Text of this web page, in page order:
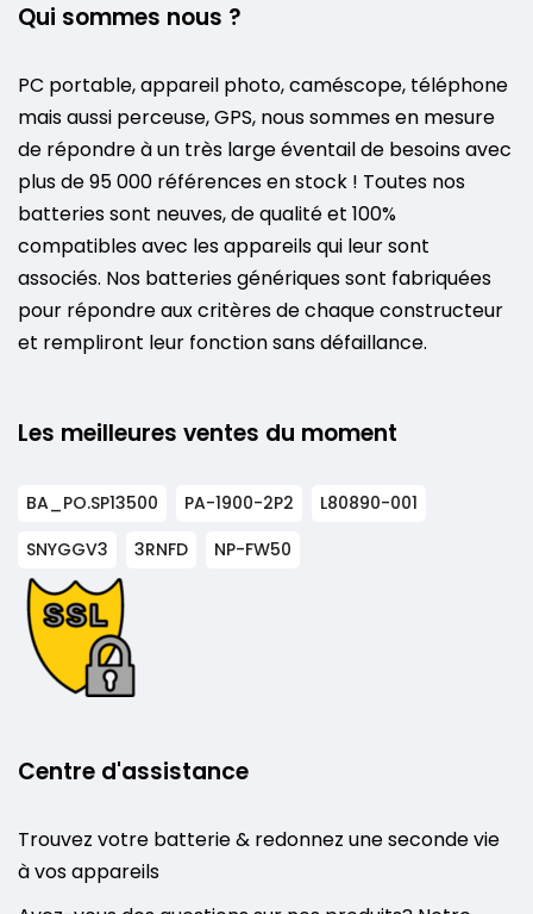
Qui sommes nous ?
PC portable, appareil photo, caméscope, téléphone
mais aussi perceuse, GPS, nous sommes en mesure
de répondre à un très large éventail de besoins avec
plus de 95 000 références en stock ! Toutes nos
batteries sont neuves, de qualité et 100%
compatibles avec les appareils qui leur sont
associés. Nos batteries génériques sont fabriquées
pour répondre aux critères de chaque constructeur
et rempliront leur fonction sans défaillance.
Les meilleures ventes du moment
BA_PO.SP13500 PA-1900-2P2
L80890-001
SNYGGV3
3RNFD NP-FW50
Centre d'assistance
Trouvez votre batterie & redonnez une seconde vie
à vos appareils